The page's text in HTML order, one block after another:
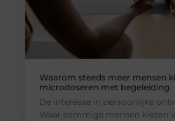
Waarom steeds meer mensen
microdoseren met begeleiding
De interesse in persoonlijke
Waar sommige mensen kiezen